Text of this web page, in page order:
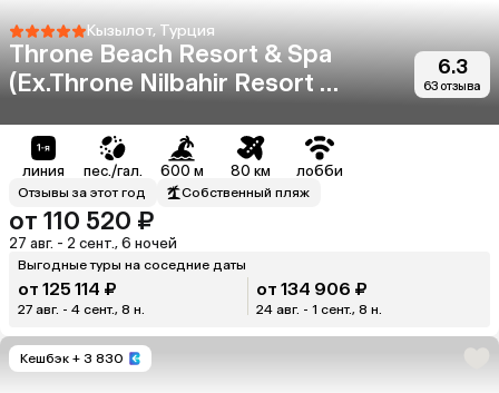
Кызылот, Турция
Throne Beach Resort & Spa
(Ex.Throne Nilbahir Resort &
6.3
63 отзыва
линия пес./гал. 600 м 80 км лобби
Отзывы за этот год Собственный пляж
от 110 520 ₽
27 авг. - 2 сент., 6 ночей
Выгодные туры на соседние даты
от 125 114 ₽
27 авг. - 4 сент., 8 н.
от 134 906 ₽
24 авг. - 1 сент., 8 н.
Кешбэк + 3 830